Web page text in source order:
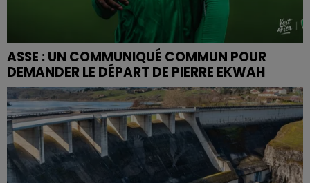
ASSE : UN COMMUNIQUÉ COMMUN POUR
DEMANDER LE DÉPART DE PIERRE EKWAH